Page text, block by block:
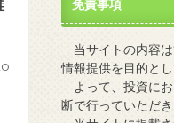
免責事項
当サイトの内容
情報提供を目的と
よって、投資に
断で行っていただ